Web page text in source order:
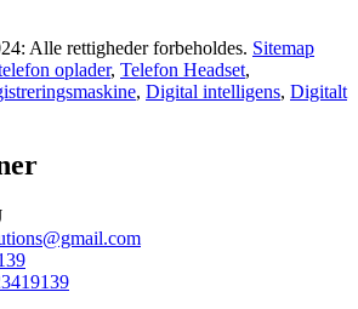
Alle rettigheder forbeholdes. Sitemap
oplader, Telefon Headset,
, Digital intelligens, Digitalt